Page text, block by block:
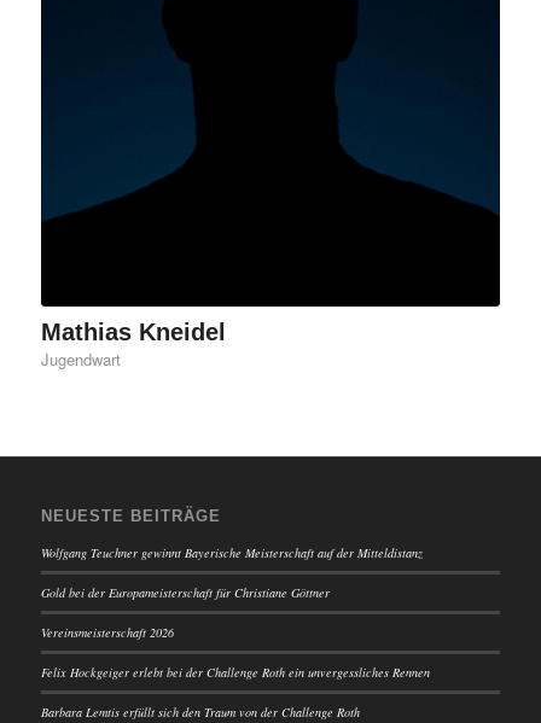
Mathias Kneidel
Jugendwart
NEUESTE BEITRÄGE
Wolfgang Teuchner gewinnt Bayerische Meisterschaft auf der Mitteldistanz
Gold bei der Europameisterschaft für Christiane Göttner
Vereinsmeisterschaft 2026
Felix Hockgeiger erlebt bei der Challenge Roth ein unvergessliches Rennen
Barbara Lemtis erfüllt sich den Traum von der Challenge Roth